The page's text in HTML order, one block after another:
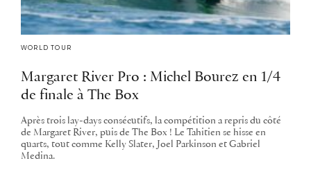
WORLD TOUR
Margaret River Pro : Michel Bourez en 1/4
de finale à The Box
Après trois lay-days consécutifs, la compétition a repris du côté
de Margaret River, puis de The Box ! Le Tahitien se hisse en
quarts, tout comme Kelly Slater, Joel Parkinson et Gabriel
Medina.